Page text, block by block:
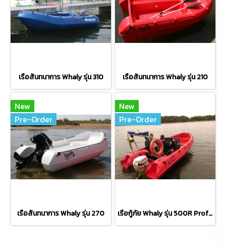
เรือสันทนาการ Whaly รุ่น 310 เรือสันทนาการ Whaly รุ่น 210
New
Pre-Order
เรือสันทนาการ Whaly รุ่น 270
New
Pre-Order
เรือกู้ภัย Whaly รุ่น 500R Professional